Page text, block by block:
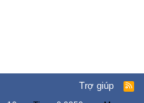
Trợ giúp
R